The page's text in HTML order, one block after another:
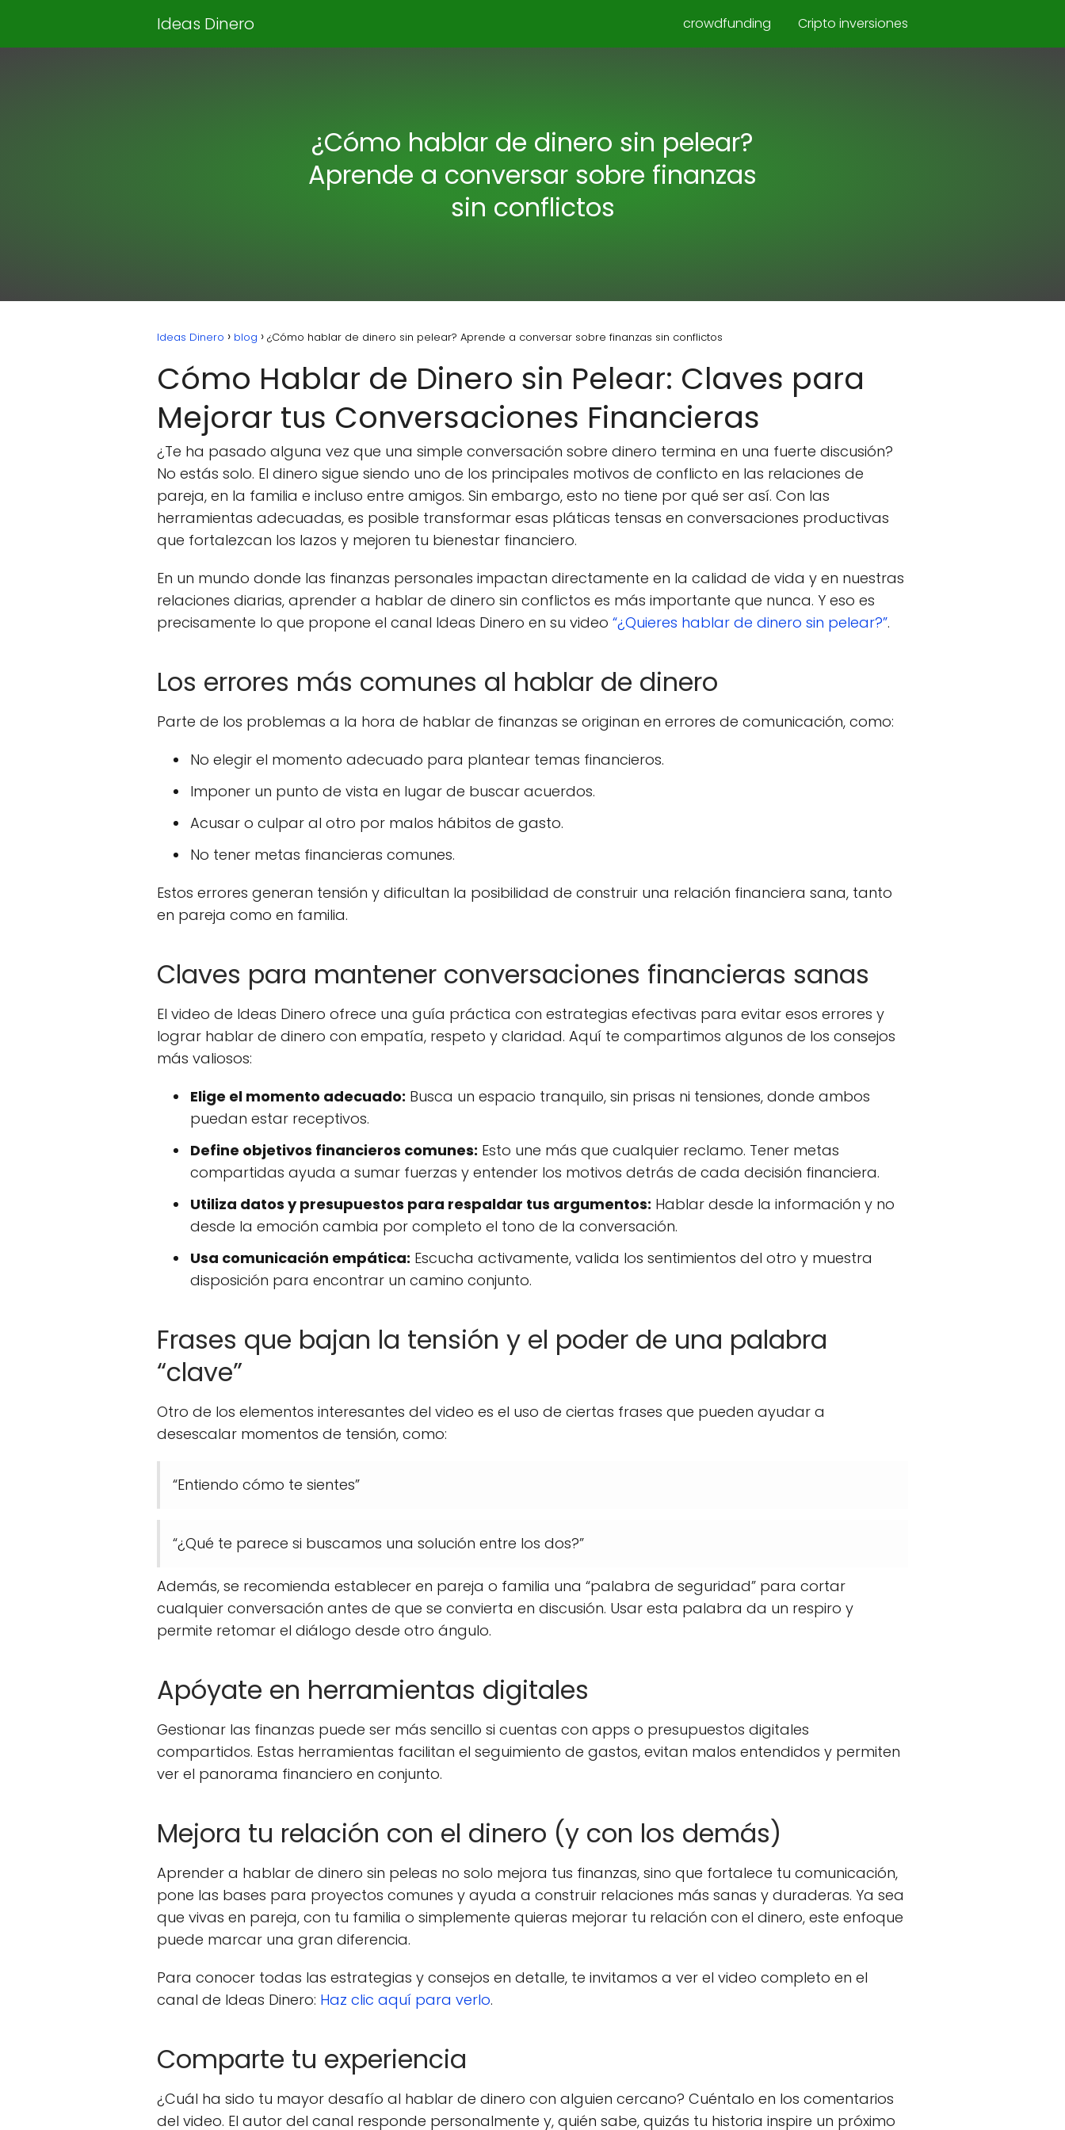
Ideas Dinero crowdfunding Cripto inversiones
¿Cómo hablar de dinero sin pelear?
Aprende a conversar sobre finanzas
sin conflictos
Ideas Dinero blog ¿Cómo hablar de dinero sin pelear? Aprende a conversar sobre finanzas sin conflictos
Cómo Hablar de Dinero sin Pelear: Claves para
Mejorar tus Conversaciones Financieras
¿Te ha pasado alguna vez que una simple conversación sobre dinero termina en una fuerte discusión?
No estás solo. El dinero sigue siendo uno de los principales motivos de conflicto en las relaciones de
pareja, en la familia e incluso entre amigos. Sin embargo, esto no tiene por qué ser así. Con las
herramientas adecuadas, es posible transformar esas pláticas tensas en conversaciones productivas
que fortalezcan los lazos y mejoren tu bienestar financiero.
En un mundo donde las finanzas personales impactan directamente en la calidad de vida y en nuestras
relaciones diarias, aprender a hablar de dinero sin conflictos es más importante que nunca. Y eso es
precisamente lo que propone el canal Ideas Dinero en su video “¿Quieres hablar de dinero sin pelear?”.
Los errores más comunes al hablar de dinero
Parte de los problemas a la hora de hablar de finanzas se originan en errores de comunicación, como:
No elegir el momento adecuado para plantear temas financieros.
Imponer un punto de vista en lugar de buscar acuerdos.
Acusar o culpar al otro por malos hábitos de gasto.
No tener metas financieras comunes.
Estos errores generan tensión y dificultan la posibilidad de construir una relación financiera sana, tanto
en pareja como en familia.
Claves para mantener conversaciones financieras sanas
El video de Ideas Dinero ofrece una guía práctica con estrategias efectivas para evitar esos errores y
lograr hablar de dinero con empatía, respeto y claridad. Aquí te compartimos algunos de los consejos
más valiosos:
Elige el momento adecuado: Busca un espacio tranquilo, sin prisas ni tensiones, donde ambos
puedan estar receptivos.
Define objetivos financieros comunes: Esto une más que cualquier reclamo. Tener metas
compartidas ayuda a sumar fuerzas y entender los motivos detrás de cada decisión financiera.
Utiliza datos y presupuestos para respaldar tus argumentos: Hablar desde la información y no
desde la emoción cambia por completo el tono de la conversación.
Usa comunicación empática: Escucha activamente, valida los sentimientos del otro y muestra
disposición para encontrar un camino conjunto.
Frases que bajan la tensión y el poder de una palabra
“clave”
Otro de los elementos interesantes del video es el uso de ciertas frases que pueden ayudar a
desescalar momentos de tensión, como:
“Entiendo cómo te sientes”
“¿Qué te parece si buscamos una solución entre los dos?”
Además, se recomienda establecer en pareja o familia una “palabra de seguridad” para cortar
cualquier conversación antes de que se convierta en discusión. Usar esta palabra da un respiro y
permite retomar el diálogo desde otro ángulo.
Apóyate en herramientas digitales
Gestionar las finanzas puede ser más sencillo si cuentas con apps o presupuestos digitales
compartidos. Estas herramientas facilitan el seguimiento de gastos, evitan malos entendidos y permiten
ver el panorama financiero en conjunto.
Mejora tu relación con el dinero (y con los demás)
Aprender a hablar de dinero sin peleas no solo mejora tus finanzas, sino que fortalece tu comunicación,
pone las bases para proyectos comunes y ayuda a construir relaciones más sanas y duraderas. Ya sea
que vivas en pareja, con tu familia o simplemente quieras mejorar tu relación con el dinero, este enfoque
puede marcar una gran diferencia.
Para conocer todas las estrategias y consejos en detalle, te invitamos a ver el video completo en el
canal de Ideas Dinero: Haz clic aquí para verlo.
Comparte tu experiencia
¿Cuál ha sido tu mayor desafío al hablar de dinero con alguien cercano? Cuéntalo en los comentarios
del video. El autor del canal responde personalmente y, quién sabe, quizás tu historia inspire un próximo